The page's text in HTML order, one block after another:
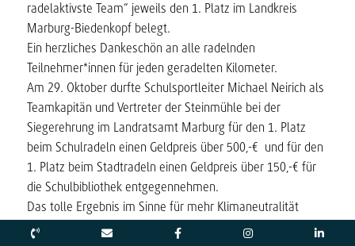
radelaktivste Team“ jeweils den 1. Platz im Landkreis
Marburg-Biedenkopf belegt.
Ein herzliches Dankeschön an alle radelnden
Teilnehmer*innen für jeden geradelten Kilometer.
Am 29. Oktober durfte Schulsportleiter Michael Neirich als
Teamkapitän und Vertreter der Steinmühle bei der
Siegerehrung im Landratsamt Marburg für den 1. Platz
beim Schulradeln einen Geldpreis über 500,-€ und für den
1. Platz beim Stadtradeln einen Geldpreis über 150,-€ für
die Schulbibliothek entgegennehmen.
Das tolle Ergebnis im Sinne für mehr Klimaneutralität
sollte die ganze Schulgemeinde motivieren,auch im